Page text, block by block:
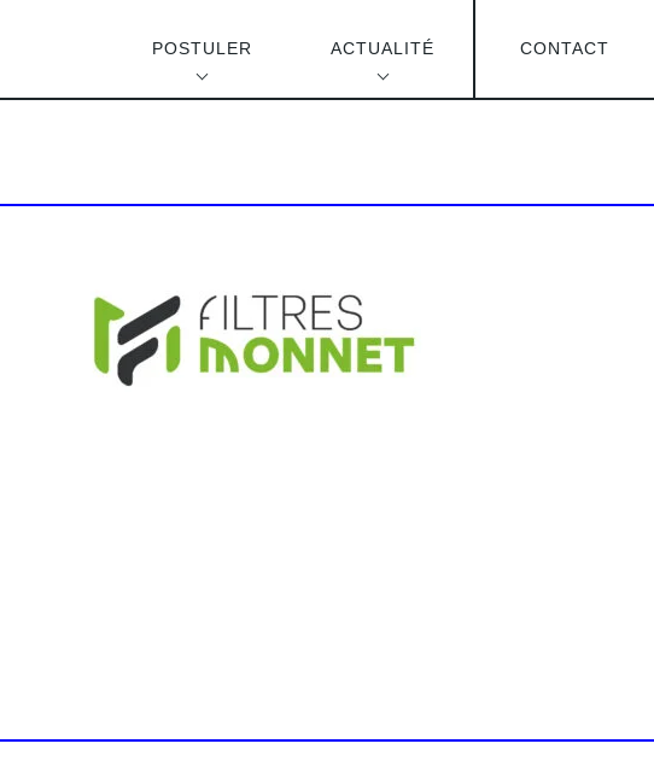
POSTULER ACTUALITÉ CONTACT